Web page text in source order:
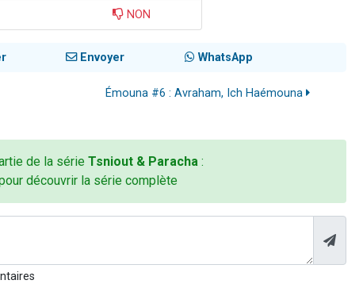
NON
Envoyer WhatsApp
Émouna #6 : Avraham, Ich Haémouna
de la série Tsniout & Paracha :
découvrir la série complète